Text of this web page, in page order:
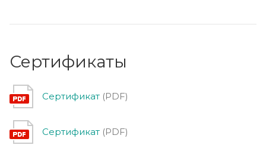
Сертификаты
Сертификат (PDF)
Сертификат (PDF)